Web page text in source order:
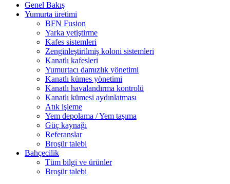
Genel Bakış
Yumurta üretimi
BFN Fusion
Yarka yetiştirme
Kafes sistemleri
Zenginleştirilmiş koloni sistemleri
Kanatlı kafesleri
Yumurtacı damızlık yönetimi
Kanatlı kümes yönetimi
Kanatlı havalandırma kontrolü
Kanatlı kümesi aydınlatması
Atık işleme
Yem depolama / Yem taşıma
Güç kaynağı
Referanslar
Broşür talebi
Bahçecilik
Tüm bilgi ve ürünler
Broşür talebi